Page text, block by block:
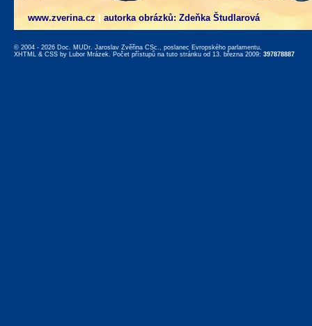
www.zverina.cz autorka obrázků: Zdeňka Študlarová
© 2004 - 2026 Doc. MUDr. Jaroslav Zvěřina CSc., poslanec Evropského parlamentu,
XHTML & CSS by Lubor Mrázek. Počet přístupů na tuto stránku od 13. března 2009: 397878887